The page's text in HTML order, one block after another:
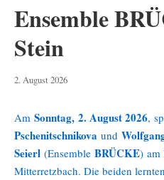
Ensemble
Stein
2. August 20263.
Am Sonntag, 2. August 2026,
Pschenitschnikova und
Seierl (Ensemble BRÜCKE) am
Mitterretzbach. Die beiden